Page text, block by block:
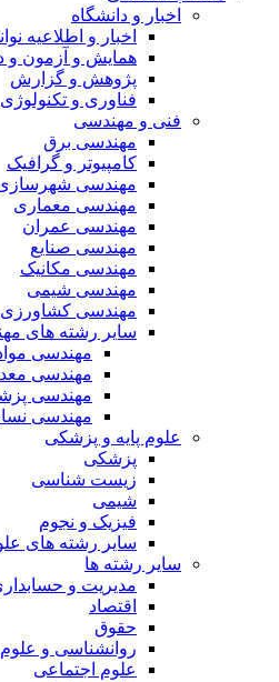
اخبار و دانشگاه
اخبار و اطلاعیه
همایش و آزمون و
پژوهش و گزارش
فناوری و تکنولوژی روز
فنی و مهندسی
مهندسی برق
کامپیوتر و گرافیک
مهندسی شهرسازی
مهندسی معماری
مهندسی عمران
مهندسی صنایع
مهندسی مکانیک
مهندسی شیمی
مهندسی کشاورزی و
سایر رشته های
مهندسی مواد
مهندسی معدن
مهندسی پزشکی
مهندسی نساجی
علوم پایه و پزشکی
پزشکی
زیست شناسی
شیمی
فیزیک و نجوم
سایر رشته های علوم
سایر رشته ها
مدیریت و حسابداری
اقتصاد
حقوق
روانشناسی و علوم
علوم اجتماعی